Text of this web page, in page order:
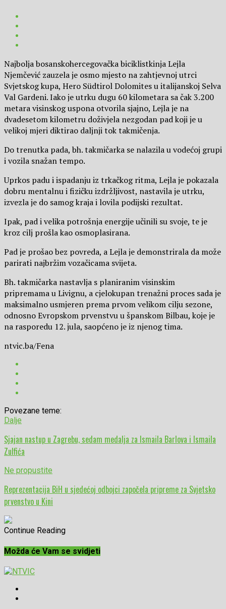
Najbolja bosanskohercegovačka biciklistkinja Lejla
Njemčević zauzela je osmo mjesto na zahtjevnoj utrci
Svjetskog kupa, Hero Südtirol Dolomites u italijanskoj Selva
Val Gardeni. Iako je utrku dugu 60 kilometara sa čak 3.200
metara visinskog uspona otvorila sjajno, Lejla je na
dvadesetom kilometru doživjela nezgodan pad koji je u
velikoj mjeri diktirao daljnji tok takmičenja.
Do trenutka pada, bh. takmičarka se nalazila u vodećoj grupi
i vozila snažan tempo.
Uprkos padu i ispadanju iz trkačkog ritma, Lejla je pokazala
dobru mentalnu i fizičku izdržljivost, nastavila je utrku,
izvezla je do samog kraja i lovila podijski rezultat.
Ipak, pad i velika potrošnja energije učinili su svoje, te je
kroz cilj prošla kao osmoplasirana.
Pad je prošao bez povreda, a Lejla je demonstrirala da može
parirati najbržim vozačicama svijeta.
Bh. takmičarka nastavlja s planiranim visinskim
pripremama u Livignu, a cjelokupan trenažni proces sada je
maksimalno usmjeren prema prvom velikom cilju sezone,
odnosno Evropskom prvenstvu u španskom Bilbau, koje je
na rasporedu 12. jula, saopćeno je iz njenog tima.
ntvic.ba/Fena
Povezane teme:
Dalje
Sjajan nastup u Zagrebu, sedam medalja za Ismaila Barlova i Ismaila
Zulfića
Ne propustite
Reprezentacija BiH u sjedećoj odbojci započela pripreme za Svjetsko
prvenstvo u Kini
Continue Reading
Možda će Vam se svidjeti